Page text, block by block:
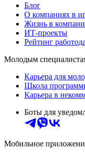
Блог
О компаниях в
Жизнь в
ИТ-проекты
Рейтинг
Молодым
Карьера для
Школа
Карьера в
Боты для
Мобильное